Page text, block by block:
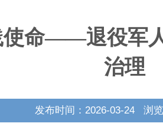
使命——退役军
治理
发布时间：2026-03-24 浏览